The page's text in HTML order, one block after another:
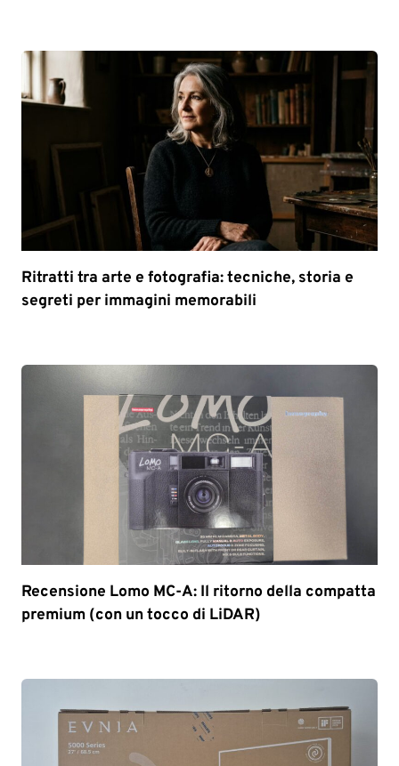
Ritratti tra arte e fotografia: tecniche, storia e
segreti per immagini memorabili
Recensione Lomo MC-A: Il ritorno della compatta
premium (con un tocco di LiDAR)